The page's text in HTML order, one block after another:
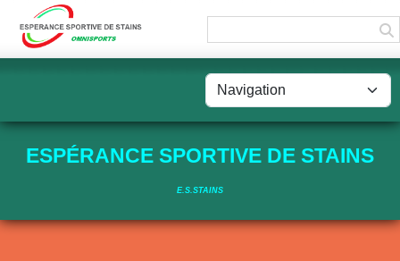
ESPÉRANCE SPORTIVE DE STAINS
E.S.STAINS
Panneau de gestion des cookies